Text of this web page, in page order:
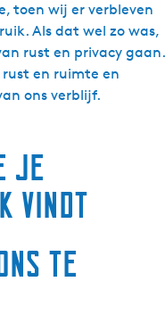
toen wij er verbleven
Als dat wel zo was,
rust en privacy gaan.
en ruimte en
ons verblijf.
je
vindt
te